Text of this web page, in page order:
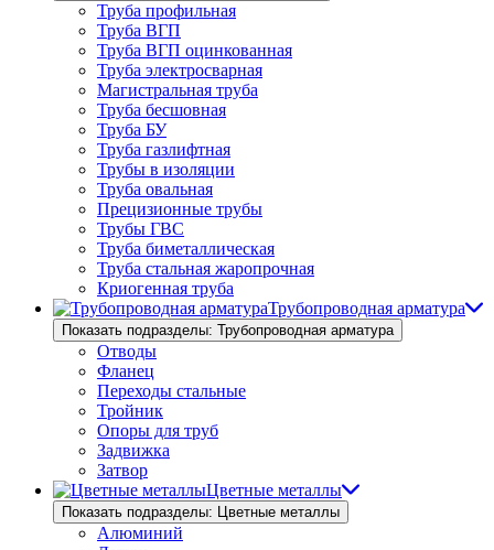
Труба профильная
Труба ВГП
Труба ВГП оцинкованная
Труба электросварная
Магистральная труба
Труба бесшовная
Труба БУ
Труба газлифтная
Трубы в изоляции
Труба овальная
Прецизионные трубы
Трубы ГВС
Труба биметаллическая
Труба стальная жаропрочная
Криогенная труба
Трубопроводная арматура
Показать подразделы: Трубопроводная арматура
Отводы
Фланец
Переходы стальные
Тройник
Опоры для труб
Задвижка
Затвор
Цветные металлы
Показать подразделы: Цветные металлы
Алюминий